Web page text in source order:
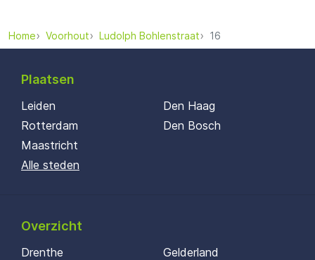
Home Voorhout Ludolph Bohlenstraat 16
Plaatsen
Leiden
Rotterdam
Maastricht
Den Haag
Den Bosch
Alle steden
Overzicht
Drenthe
Gelderland